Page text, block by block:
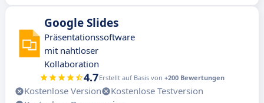
Google Slides
Präsentationssoftware
mit nahtloser
Kollaboration
4.7Erstellt auf Basis von +200 Bewertungen
Kostenlose Version
Kostenlose Testversion